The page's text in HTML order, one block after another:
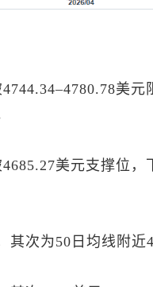
美
美元支撑位
其次为50日均线附近